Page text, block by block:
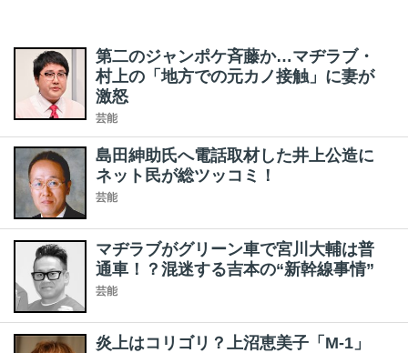
第二のジャンポケ斉藤か…マヂラブ・
村上の「地方での元カノ接触」に妻が
激怒
芸能
島田紳助氏へ電話取材した井上公造に
ネット民が総ツッコミ！
芸能
マヂラブがグリーン車で宮川大輔は普
通車！？混迷する吉本の“新幹線事情”
芸能
炎上はコリゴリ？上沼恵美子「M-1」